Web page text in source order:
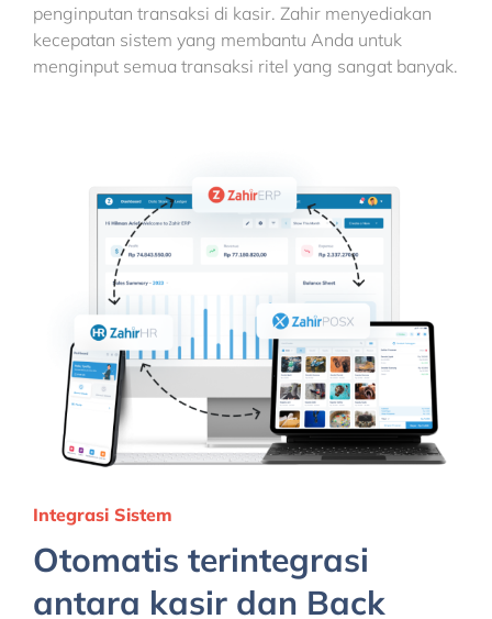
penginputan transaksi di kasir. Zahir menyediakan
kecepatan sistem yang membantu Anda untuk
menginput semua transaksi ritel yang sangat banyak.
Integrasi Sistem
Otomatis terintegrasi
antara kasir dan Back